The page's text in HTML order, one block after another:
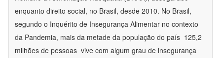
enquanto direito social, no Brasil, desde 2010. No Brasil,
segundo o Inquérito de Insegurança Alimentar no contexto
da Pandemia, mais da metade da população do país  125,2
milhões de pessoas  vive com algum grau de insegurança